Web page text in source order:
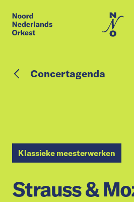
Concertagenda
Klassieke meesterwerken
Strauss &